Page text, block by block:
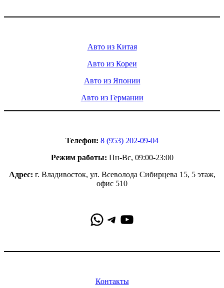
Авто из Китая
Авто из Кореи
Авто из Японии
Авто из Германии
Телефон: 8 (953) 202-09-04
Режим работы: Пн-Вс, 09:00-23:00
Адрес: г. Владивосток, ул. Всеволода Сибирцева 15, 5 этаж,
офис 510
WhatsApp
Telegram
YouTube
Контакты